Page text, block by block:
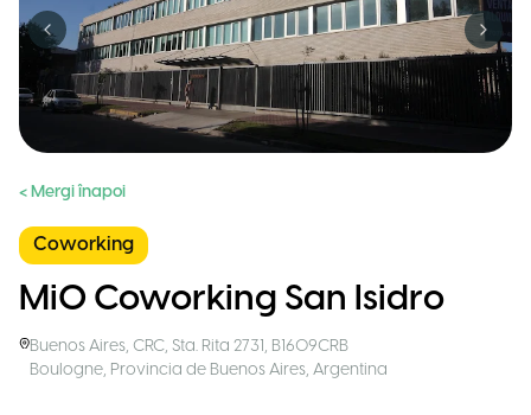
Previous slide Next
< Mergi înapoi
Coworking
MiO Coworking San Isidro
Buenos Aires, CRC, Sta. Rita 2731, B1609CRB
Boulogne, Provincia de Buenos Aires, Argentina